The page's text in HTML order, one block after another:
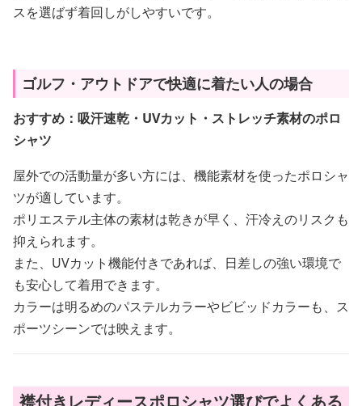
スを選ばず着回しがしやすいです。
ゴルフ・アウトドアで快適に着たい人の場合
おすすめ：吸汗速乾・UVカット・ストレッチ素材のポロ
シャツ
屋外での活動量が多い方には、機能素材を使ったポロシャ
ツが適しています。
ポリエステル主体の素材は乾きが早く、汗冷えのリスクも
抑えられます。
また、UVカット機能付きであれば、日差しの強い環境で
も安心して着用できます。
カラーは明るめのパステルカラーやビビッドカラーも、ス
ポーツシーンでは映えます。
襟付きレディースポロシャツ選びでよくある